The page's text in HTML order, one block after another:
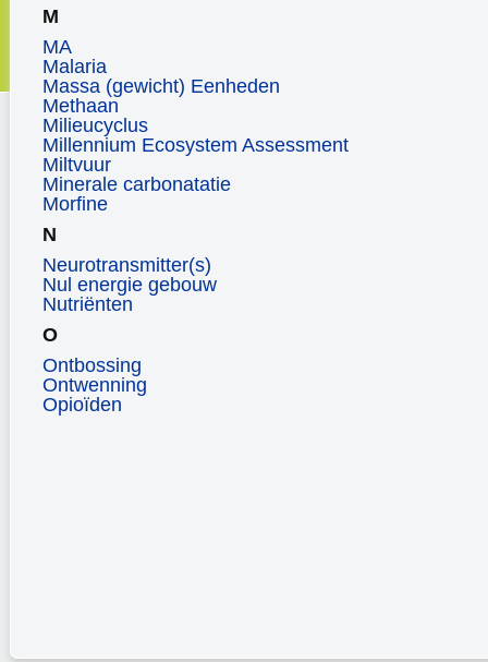
M
MA
Malaria
Massa (gewicht) Eenheden
Methaan
Milieucyclus
Millennium Ecosystem Assessment
Miltvuur
Minerale carbonatatie
Morfine
N
Neurotransmitter(s)
Nul energie gebouw
Nutriënten
O
Ontbossing
Ontwenning
Opioïden